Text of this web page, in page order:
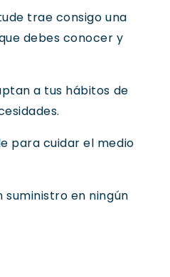
trae consigo una
debes conocer y
a tus hábitos de
para cuidar el medio
suministro en ningún